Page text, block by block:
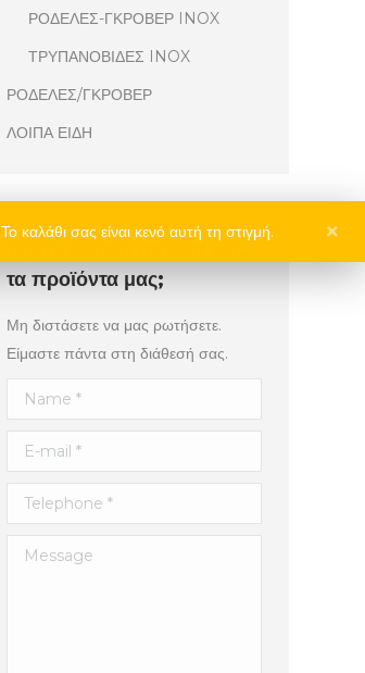
Το καλάθι σας είναι κενό αυτή τη στιγμή.
ΡΟΔΕΛΕΣ-ΓΚΡΟΒΕΡ INOX
ΤΡΥΠΑΝΟΒΙΔΕΣ INOX
ΡΟΔΕΛΕΣ/ΓΚΡΟΒΕΡ
ΛΟΙΠΑ ΕΙΔΗ
τα προϊόντα μας;
Μη διστάσετε να μας ρωτήσετε.
Είμαστε πάντα στη διάθεσή σας.
Name *
E-mail *
Telephone *
Message